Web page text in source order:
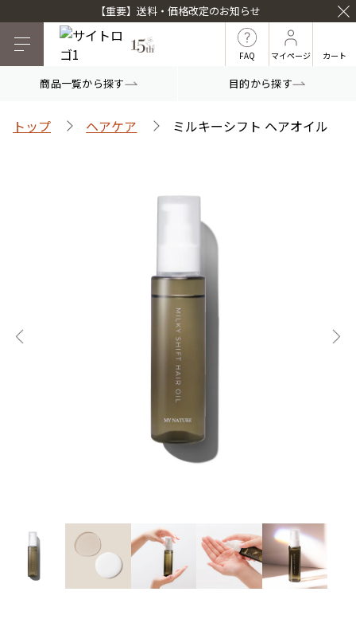
【重要】送料・価格改定のお知らせ
FAQ マイページ カート
商品一覧から探す
マイナチュレ薬用育毛剤
ヘアトリートメント
やわらかヘッドスパブ
やわらぐクッションブ
ラシ
目的から探す
トップ ヘアケア ミルキーシフト ヘアオイル